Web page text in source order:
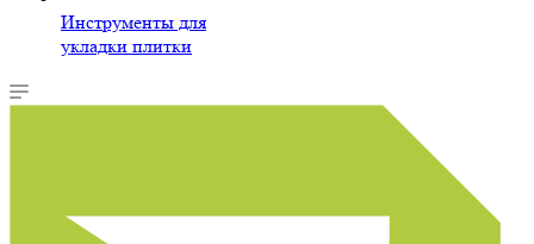
Инструменты для
укладки плитки